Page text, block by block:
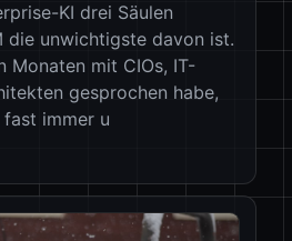
KI drei Säulen
die unwichtigste davon ist.
Monaten mit CIOs, IT-
gesprochen habe,
immer u